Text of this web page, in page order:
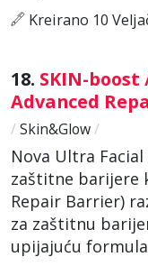
Kreirano 10
18. SKIN-boost
Advanced
/ Skin&Glow/
Nova Ultra
zaštitne barijere
Repair Barrier)
za zaštitnu
upijajuću